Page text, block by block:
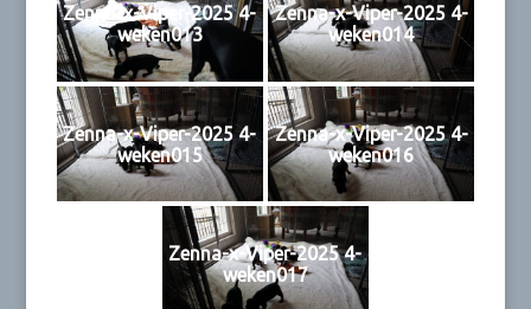
Zenna-x-Viper-2025 4-
weken013
Zenna-x-Viper-2025 4-
weken014
Zenna-x-Viper-2025 4-
weken015
Zenna-x-Viper-2025 4-
weken016
Zenna-x-Viper-2025 4-
weken017